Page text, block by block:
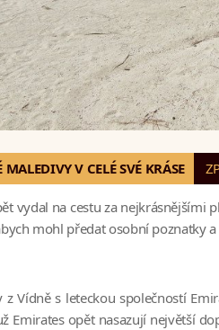
V CELÉ SVÉ KRÁSE
vydal na cestu za nejkrásnějšími
mohl předat osobní poznatky
Vídně s leteckou společností
Emirates opět nasazují největší